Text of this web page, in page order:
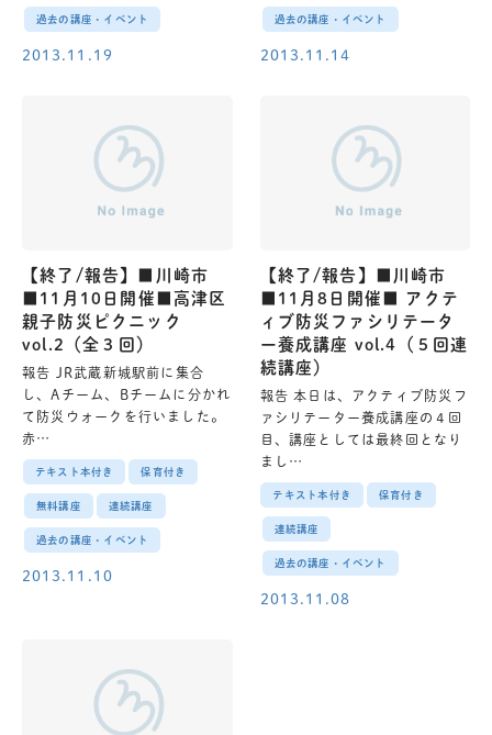
過去の講座・イベント
2013.11.19
過去の講座・イベント
2013.11.14
【終了/報告】■川崎市
■11月10日開催■高津区
親子防災ピクニック
vol.2（全３回）
報告 JR武蔵新城駅前に集合
し、Aチーム、Bチームに分かれ
て防災ウォークを行いました。
赤…
テキスト本付き 保育付き
無料講座 連続講座
過去の講座・イベント
2013.11.10
【終了/報告】■川崎市
■11月8日開催■ アクテ
ィブ防災ファシリテータ
ー養成講座 vol.4（５回連
続講座）
報告 本日は、アクティブ防災フ
ァシリテーター養成講座の４回
目、講座としては最終回となり
まし…
テキスト本付き 保育付き
連続講座
過去の講座・イベント
2013.11.08